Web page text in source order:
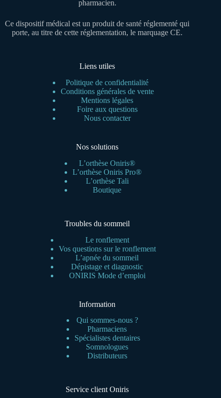
pharmacien.
Ce dispositif médical est un produit de santé réglementé qui
porte, au titre de cette réglementation, le marquage CE.
Liens utiles
Politique de confidentialité
Conditions générales de vente
Mentions légales
Foire aux questions
Nous contacter
Nos solutions
L’orthèse Oniris®
L’orthèse Oniris Pro®
L’orthèse Tali
Boutique
Troubles du sommeil
Le ronflement
Vos questions sur le ronflement
L’apnée du sommeil
Dépistage et diagnostic
ONIRIS Mode d’emploi
Information
Qui sommes-nous ?
Pharmaciens
Spécialistes dentaires
Somnologues
Distributeurs
Service client Oniris